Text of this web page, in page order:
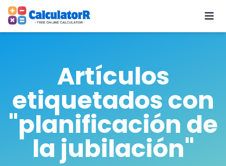
Artículos
etiquetados con
"planificación de
la jubilación"